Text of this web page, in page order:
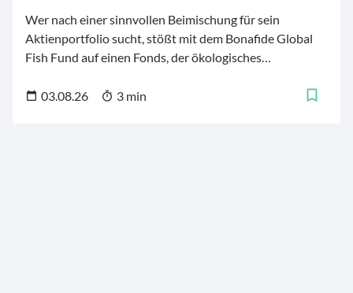
Wer nach einer sinnvollen Beimischung für sein
Aktienportfolio sucht, stößt mit dem Bonafide Global
Fish Fund auf einen Fonds, der ökologisches
strukturelles Wachstumspotenzial verbindet. Der global
03.08.26 3 min